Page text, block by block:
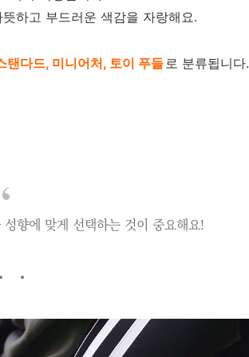
하고 부드러운 색감을 자랑해요.
탠다드, 미니어처, 토이 푸들 로 분류됩니다.
향에 맞게 선택하는 것이 중요해요!